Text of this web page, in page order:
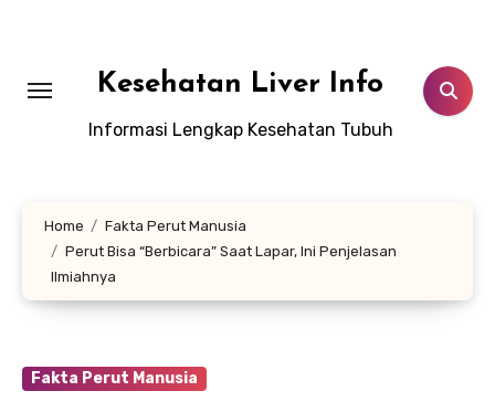
Kesehatan Liver Info
Informasi Lengkap Kesehatan Tubuh
Home
Fakta Perut Manusia
Perut Bisa “Berbicara” Saat Lapar, Ini Penjelasan
Ilmiahnya
Fakta Perut Manusia